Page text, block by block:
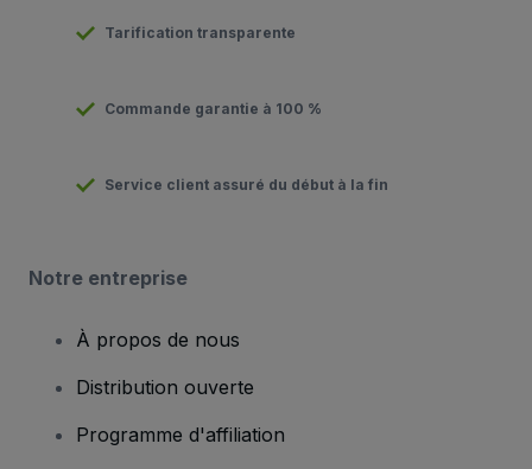
Tarification transparente
Commande garantie à 100 %
Service client assuré du début à la fin
Notre entreprise
À propos de nous
Distribution ouverte
Programme d'affiliation